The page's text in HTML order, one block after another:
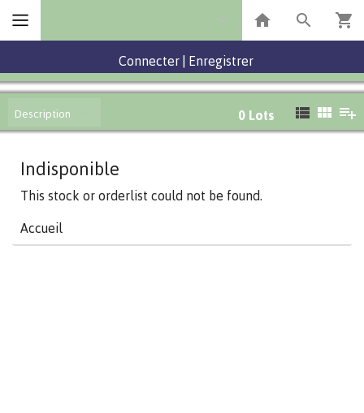
Connecter Enregistrer
Description 0 Lots
Indisponible
This stock or orderlist could not be found.
Accueil